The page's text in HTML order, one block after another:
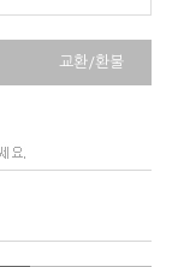
교환/환불